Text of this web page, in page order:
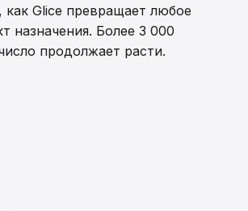
Glice превращает любое
назначения. Более 3 000
продолжает расти.